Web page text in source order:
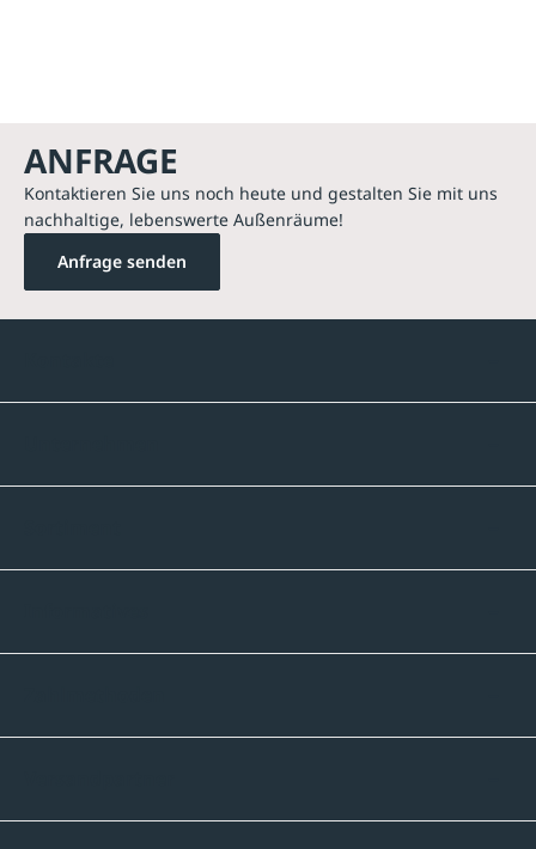
ANFRAGE
Kontaktieren Sie uns noch heute und gestalten Sie mit uns
nachhaltige, lebenswerte Außenräume!
Anfrage senden